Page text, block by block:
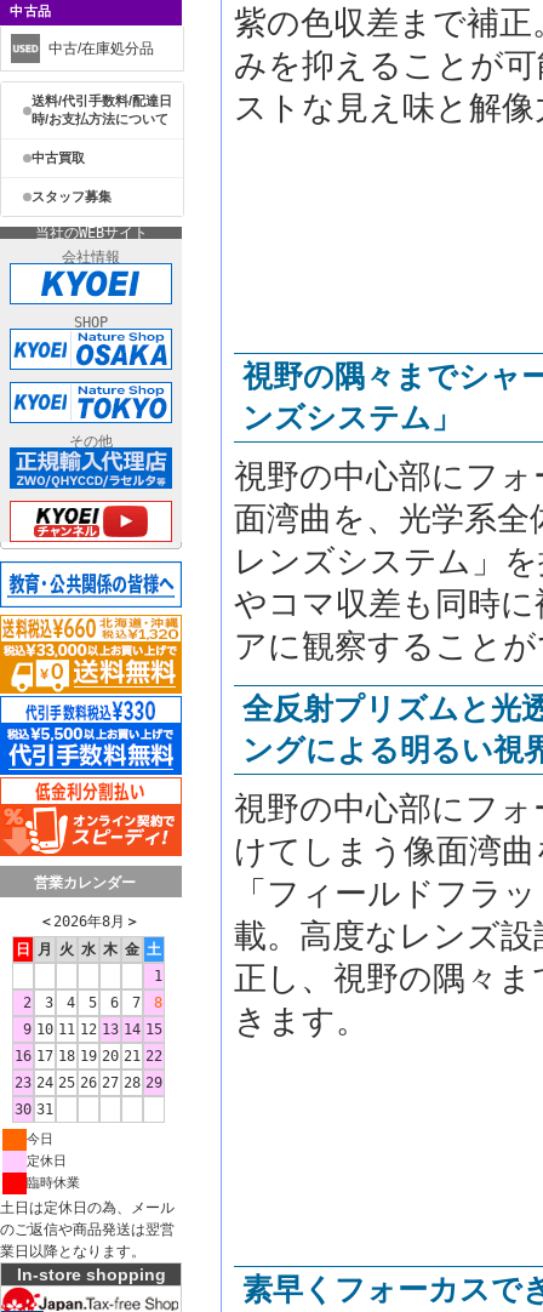
中古品
中古/在庫処分品
送料/代引手数料/配達日
時/お支払方法について
中古買取
スタッフ募集
当社のWEBサイト
会社情報
SHOP
その他
営業カレンダー
＜ 2026年8月 ＞
日
月 火 水 木 金 土
1
2
3 4 5 6 7
8
9 10 11 12 13 14 15
16 17 18 19 20 21 22
23 24 25 26 27 28 29
30 31
今日
定休日
臨時休業
土日は定休日の為、メール
のご返信や商品発送は翌営
業日以降となります。
In-store shopping
紫の色収差まで補
みを抑えることが
ストな見え味と解
視野の隅々までシャ
ンズシステム」
視野の中心部にフ
面湾曲を、光学系
レンズシステム」
やコマ収差も同時
アに観察すること
全反射プリズムと光
ングによる明るい視
視野の中心部にフ
けてしまう像面湾
「フィールドフラ
載。高度なレンズ
正し、視野の隅々
きます。
素早くフォーカスで